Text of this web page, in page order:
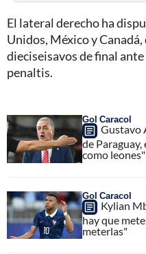
El lateral derecho ha
Unidos, México y
dieciseisavos de final
penaltis.
Gol Caracol
Gustavo
de
como leones"
Gol Caracol
Kylian
hay que
meterlas"